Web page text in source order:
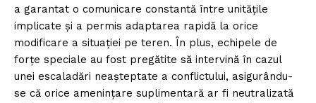
a garantat o comunicare constantă între unitățile
implicate și a permis adaptarea rapidă la orice
modificare a situației pe teren. În plus, echipele de
forțe speciale au fost pregătite să intervină în cazul
unei escaladări neașteptate a conflictului, asigurându-
se că orice amenințare suplimentară ar fi neutralizată